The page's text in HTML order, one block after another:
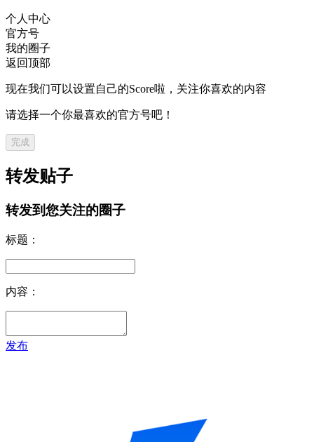
个人中心
官方号
我的圈子
返回顶部
现在我们可以设置自己的Score啦，关注你喜欢的内容
请选择一个你最喜欢的官方号吧！
完成
转发贴子
转发到您关注的圈子
标题：
内容：
发布